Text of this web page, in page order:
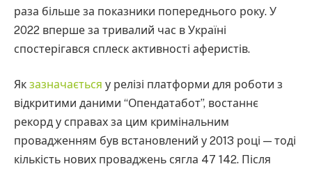
раза більше за показники попереднього року. У
2022 вперше за тривалий час в Україні
спостерігався сплеск активності аферистів.
Як зазначається у релізі платформи для роботи з
відкритими даними “Опендатабот”, востаннє
рекорд у справах за цим кримінальним
провадженням був встановлений у 2013 році — тоді
кількість нових проваджень сягла 47 142. Після